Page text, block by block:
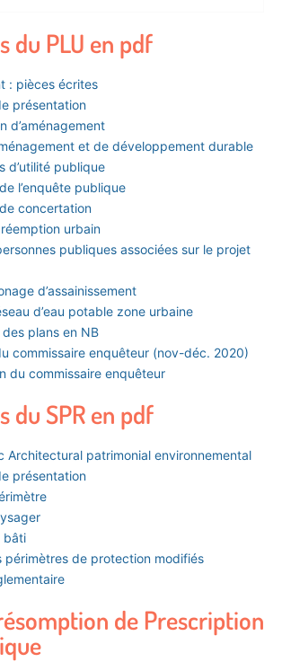
du PLU en pdf
: pièces écrites
présentation
d’aménagement
et de développement durable
d’utilité publique
l’enquête publique
concertation
urbain
publiques associées sur le projet
d’assainissement
d’eau potable zone urbaine
des plans en NB
commissaire enquêteur (nov-déc. 2020)
du commissaire enquêteur
du SPR en pdf
Architectural patrimonial environnemental
présentation
bâti
périmètres de protection modifiés
de Prescription